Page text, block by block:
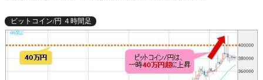
ビットコイン/円 ４時間足